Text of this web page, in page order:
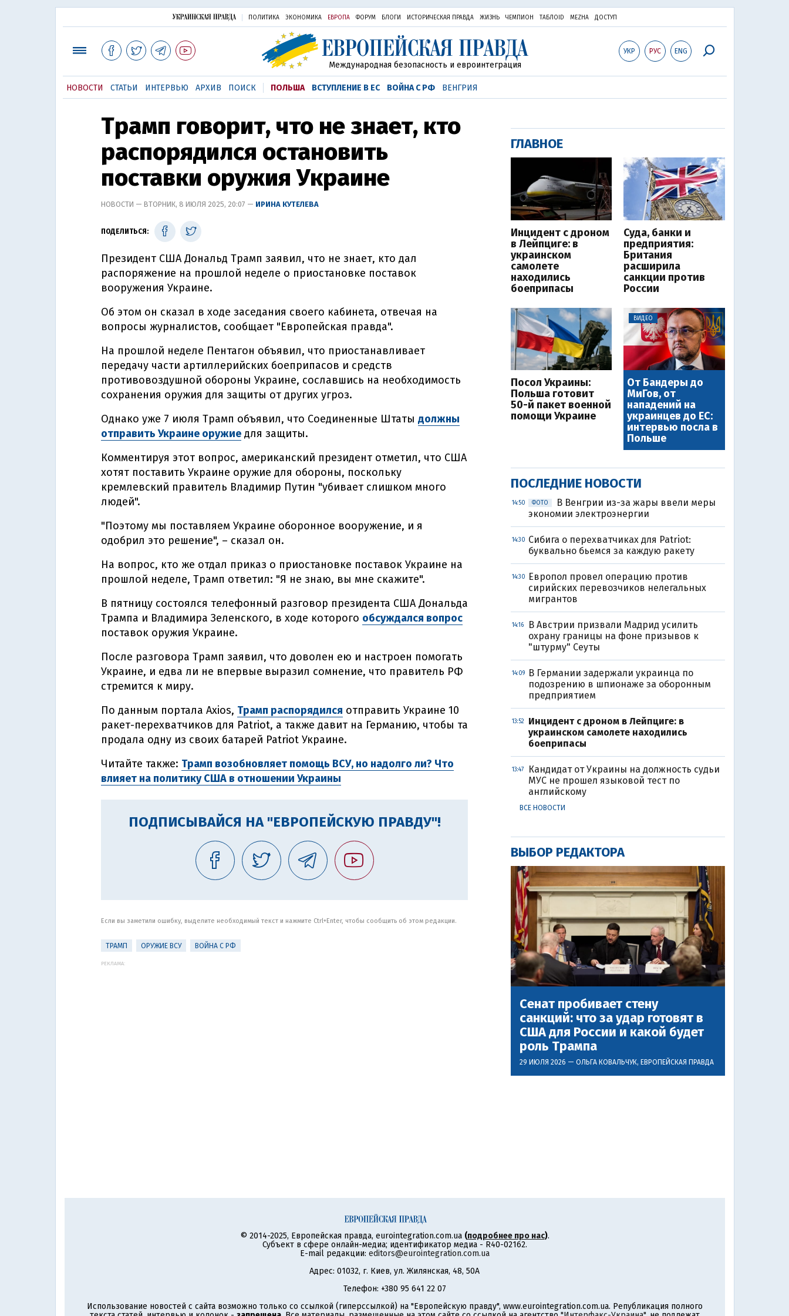
ПОЛИТИКА ЭКОНОМИКА ЕВРОПА ФОРУМ БЛОГИ ИСТОРИЧЕСКАЯ ПРАВДА ЖИЗНЬ ЧЕМПИОН ТАБЛОID MEZHA ДОСТУП
УКР РУС ENG
Международная безопасность и евроинтеграция
НОВОСТИ СТАТЬИ ИНТЕРВЬЮ АРХИВ ПОИСК ПОЛЬША ВСТУПЛЕНИЕ В ЕС ВОЙНА С РФ ВЕНГРИЯ
Трамп говорит, что не знает, кто
распорядился остановить
поставки оружия Украине
НОВОСТИ — ВТОРНИК, 8 ИЮЛЯ 2025, 20:07 — ИРИНА КУТЕЛЕВА
ПОДЕЛИТЬСЯ:
Президент США Дональд Трамп заявил, что не знает, кто дал
распоряжение на прошлой неделе о приостановке поставок
вооружения Украине.
Об этом он сказал в ходе заседания своего кабинета, отвечая на
вопросы журналистов, сообщает "Европейская правда".
На прошлой неделе Пентагон объявил, что приостанавливает
передачу части артиллерийских боеприпасов и средств
противовоздушной обороны Украине, сославшись на необходимость
сохранения оружия для защиты от других угроз.
Однако уже 7 июля Трамп объявил, что Соединенные Штаты должны
отправить Украине оружие для защиты.
Комментируя этот вопрос, американский президент отметил, что США
хотят поставить Украине оружие для обороны, поскольку
кремлевский правитель Владимир Путин "убивает слишком много
людей".
"Поэтому мы поставляем Украине оборонное вооружение, и я
одобрил это решение", – сказал он.
На вопрос, кто же отдал приказ о приостановке поставок Украине на
прошлой неделе, Трамп ответил: "Я не знаю, вы мне скажите".
В пятницу состоялся телефонный разговор президента США Дональда
Трампа и Владимира Зеленского, в ходе которого обсуждался вопрос
поставок оружия Украине.
После разговора Трамп заявил, что доволен ею и настроен помогать
Украине, и едва ли не впервые выразил сомнение, что правитель РФ
стремится к миру.
По данным портала Axios, Трамп распорядился отправить Украине 10
ракет-перехватчиков для Patriot, а также давит на Германию, чтобы та
продала одну из своих батарей Patriot Украине.
Читайте также: Трамп возобновляет помощь ВСУ, но надолго ли? Что
влияет на политику США в отношении Украины
ПОДПИСЫВАЙСЯ НА "ЕВРОПЕЙСКУЮ ПРАВДУ"!
Если вы заметили ошибку, выделите необходимый текст и нажмите Ctrl+Enter, чтобы сообщить об этом редакции.
ТРАМП ОРУЖИЕ ВСУ ВОЙНА С РФ
РЕКЛАМА:
ГЛАВНОЕ
Инцидент с дроном
в Лейпциге: в
украинском
самолете
находились
боеприпасы
Суда, банки и
предприятия:
Британия
расширила
санкции против
России
Посол Украины:
Польша готовит
50-й пакет военной
помощи Украине
ВИДЕО
От Бандеры до
МиГов, от
нападений на
украинцев до ЕС:
интервью посла в
Польше
ПОСЛЕДНИЕ НОВОСТИ
14:50 ФОТО
В Венгрии из-за жары ввели меры
экономии электроэнергии
14:30 Сибига о перехватчиках для Patriot:
буквально бьемся за каждую ракету
14:30
Европол провел операцию против
сирийских перевозчиков нелегальных
мигрантов
14:16
В Австрии призвали Мадрид усилить
охрану границы на фоне призывов к
"штурму" Сеуты
14:09
В Германии задержали украинца по
подозрению в шпионаже за оборонным
предприятием
13:52
Инцидент с дроном в Лейпциге: в
украинском самолете находились
боеприпасы
13:47
Кандидат от Украины на должность судьи
МУС не прошел языковой тест по
английскому
ВСЕ НОВОСТИ
ВЫБОР РЕДАКТОРА
Сенат пробивает стену
санкций: что за удар готовят в
США для России и какой будет
роль Трампа
29 ИЮЛЯ 2026 — ОЛЬГА КОВАЛЬЧУК, ЕВРОПЕЙСКАЯ ПРАВДА
© 2014-2025, Европейская правда, eurointegration.com.ua (подробнее про нас).
Субъект в сфере онлайн-медиа; идентификатор медиа - R40-02162.
E-mail редакции: editors@eurointegration.com.ua
Адрес: 01032, г. Киев, ул. Жилянская, 48, 50А
Телефон: +380 95 641 22 07
Использование новостей с сайта возможно только со ссылкой (гиперссылкой) на "Европейскую правду", www.eurointegration.com.ua. Републикация полного